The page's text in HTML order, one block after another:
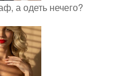
а одеть нечего?